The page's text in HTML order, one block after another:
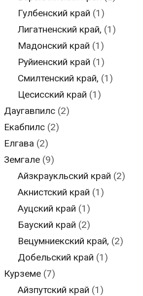
Гулбенский край (1)
Лигатненский край, (1)
Мадонский край (1)
Руйиенский край (1)
Смилтенский край, (1)
Цесисский край (1)
Даугавпилс(2)
Екабпилс(2)
Елгава (2)
Земгале(9)
Айзкраукльский край (2)
Акнистский край (1)
Ауцский край (1)
Бауский край (2)
Вецумниекский край, (2)
Добельский край (1)
Курземе(7)
Айзпутский край (1)